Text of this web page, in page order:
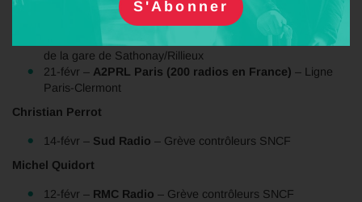
plan de financement de 6 Milliards pour la région
France bleue Loire– Grève contrôleurs SNCF
– Sur l’agrandissement du parking
de la gare de Sathonay/Rillieux
21-févr – A2PRL Paris (200 radios en France) – Ligne
Paris-Clermont
Christian Perrot
14-févr – Sud Radio – Grève contrôleurs SNCF
Michel Quidort
12-févr – RMC Radio – Grève contrôleurs SNCF